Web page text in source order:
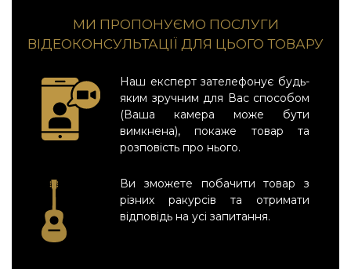
МИ ПРОПОНУЄМО ПОСЛУГИ
ВІДЕОКОНСУЛЬТАЦІЇ ДЛЯ ЦЬОГО ТОВАРУ
Наш експерт зателефонує будь-
яким зручним для Вас способом
(Ваша камера може бути
вимкнена), покаже товар та
розповість про нього.
Ви зможете побачити товар з
різних ракурсів та отримати
відповідь на усі запитання.